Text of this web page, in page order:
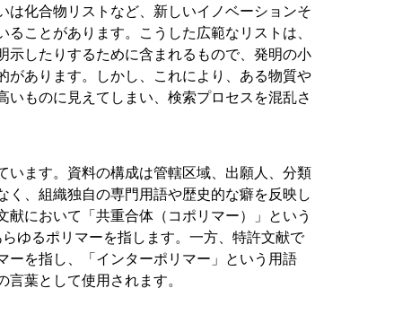
化合物リストなど、新しいイノベーションそ
ことがあります。こうした広範なリストは、
したりするために含まれるもので、発明の小
があります。しかし、これにより、ある物質や
ものに見えてしまい、検索プロセスを混乱さ
います。資料の構成は管轄区域、出願人、分類
、組織独自の専門用語や歴史的な癖を反映し
において「共重合体（コポリマー）」という
ゆるポリマーを指します。一方、特許文献で
ーを指し、「インターポリマー」という用語
葉として使用されます。